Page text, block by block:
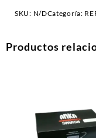
SKU: N/DCategoría:
Productos